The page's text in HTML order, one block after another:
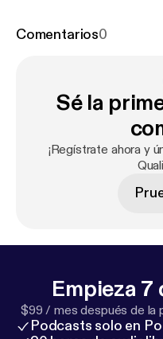
Comentarios0
Sé la
¡Regístrate ahora y
Empieza 7
$99 / mes después de la
Podcasts solo en